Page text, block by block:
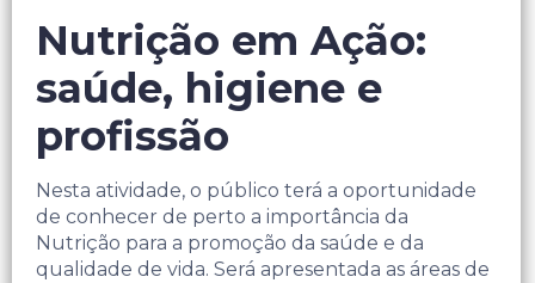
Nutrição em Ação:
saúde, higiene e
profissão
Nesta atividade, o público terá a oportunidade
de conhecer de perto a importância da
Nutrição para a promoção da saúde e da
qualidade de vida. Será apresentada as áreas de